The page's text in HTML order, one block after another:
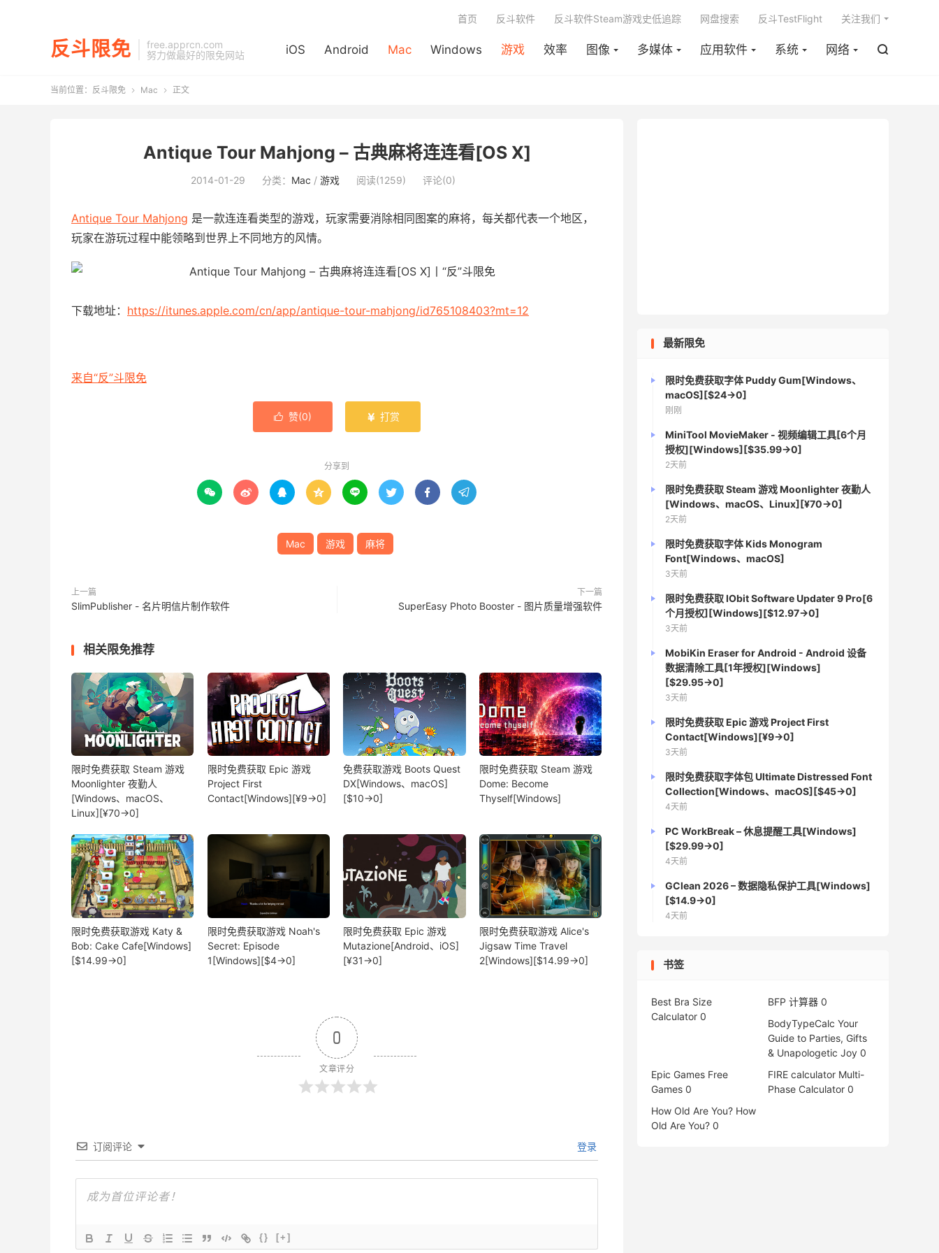
反斗限免
free.apprcn.com
努力做最好的限免网站
iOS Android Mac Windows 游戏 效率 图像 多媒体 应用软件 系统 网络 
首页 反斗软件 反斗软件Steam游戏史低追踪 网盘搜索 反斗TestFlight 关注我们
当前位置： 反斗限免  Mac  正文
Antique Tour Mahjong – 古典麻将连连看[OS X]
2014-01-29 分类： Mac / 游戏 阅读(1259) 评论(0)
Antique Tour Mahjong 是一款连连看类型的游戏，玩家需要消除相同图案的麻将，每关都代表一个地区，
玩家在游玩过程中能领略到世界上不同地方的风情。
下载地址： https://itunes.apple.com/cn/app/antique-tour-mahjong/id765108403?mt=12
来自“反”斗限免
 赞(0)  打赏
分享到
       
Mac 游戏 麻将
上一篇
SlimPublisher - 名片明信片制作软件
下一篇
SuperEasy Photo Booster - 图片质量增强软件
相关限免推荐
限时免费获取 Steam 游戏
Moonlighter 夜勤人
[Windows、macOS、
Linux][¥70→0]
限时免费获取 Epic 游戏
Project First
Contact[Windows][¥9→0]
免费获取游戏 Boots Quest
DX[Windows、macOS]
[$10→0]
限时免费获取 Steam 游戏
Dome: Become
Thyself[Windows]
限时免费获取游戏 Katy &
Bob: Cake Cafe[Windows]
[$14.99→0]
限时免费获取游戏 Noah's
Secret: Episode
1[Windows][$4→0]
限时免费获取 Epic 游戏
Mutazione[Android、iOS]
[¥31→0]
限时免费获取游戏 Alice's
Jigsaw Time Travel
2[Windows][$14.99→0]
0
文章评分
订阅评论 登录
{} [+]
最新限免
限时免费获取字体 Puddy Gum[Windows、
macOS][$24→0]
刚刚
MiniTool MovieMaker - 视频编辑工具[6个月
授权][Windows][$35.99→0]
2天前
限时免费获取 Steam 游戏 Moonlighter 夜勤人
[Windows、macOS、Linux][¥70→0]
2天前
限时免费获取字体 Kids Monogram
Font[Windows、macOS]
3天前
限时免费获取 IObit Software Updater 9 Pro[6
个月授权][Windows][$12.97→0]
3天前
MobiKin Eraser for Android - Android 设备
数据清除工具[1年授权][Windows]
[$29.95→0]
3天前
限时免费获取 Epic 游戏 Project First
Contact[Windows][¥9→0]
3天前
限时免费获取字体包 Ultimate Distressed Font
Collection[Windows、macOS][$45→0]
4天前
PC WorkBreak – 休息提醒工具[Windows]
[$29.99→0]
4天前
GClean 2026 – 数据隐私保护工具[Windows]
[$14.9→0]
4天前
书签
Best Bra Size
Calculator 0
BFP 计算器 0
BodyTypeCalc Your
Guide to Parties, Gifts
& Unapologetic Joy 0
Epic Games Free
Games 0
FIRE calculator Multi-
Phase Calculator 0
How Old Are You? How
Old Are You? 0